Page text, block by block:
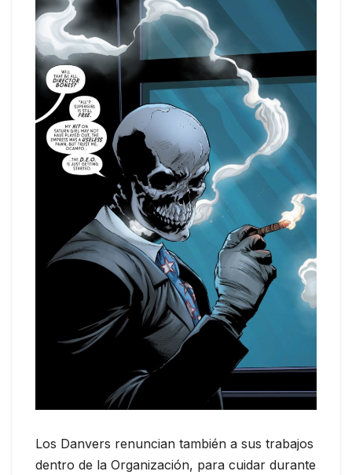
Los Danvers renuncian también a sus trabajos
dentro de la Organización, para cuidar durante